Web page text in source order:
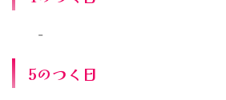
-
5のつく日